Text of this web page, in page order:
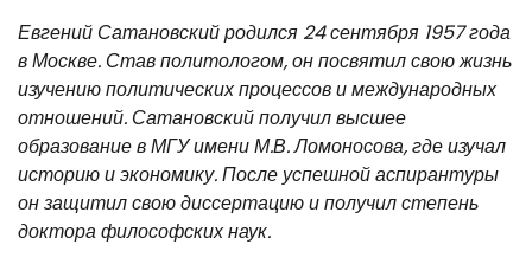
Евгений Сатановский родился 24 сентября 1957 года
в Москве. Став политологом, он посвятил свою жизнь
изучению политических процессов и международных
отношений. Сатановский получил высшее
образование в МГУ имени М.В. Ломоносова, где изучал
историю и экономику. После успешной аспирантуры
он защитил свою диссертацию и получил степень
доктора философских наук.